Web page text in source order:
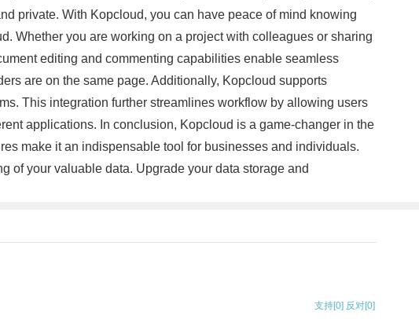
private. With Kopcloud, you can have peace of mind knowing
Whether you are working on a project with colleagues or sharing
editing and commenting capabilities enable seamless
are on the same page. Additionally, Kopcloud supports
This integration further streamlines workflow by allowing users
applications. In conclusion, Kopcloud is a game-changer in the
make it an indispensable tool for businesses and individuals.
of your valuable data. Upgrade your data storage and
支持[0] 反对[0]